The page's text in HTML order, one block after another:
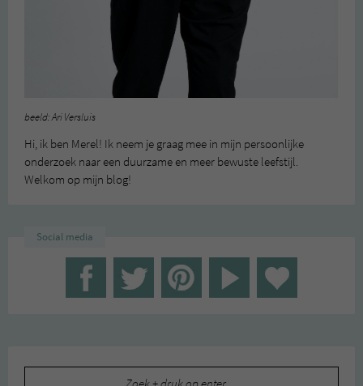
beeld: Ari Versluis
Hi, ik ben Merel! Ik neem je graag mee in mijn persoonlijke
onderzoek naar een duurzame en meer bewuste leefstijl.
Welkom op mijn blog!
Social media